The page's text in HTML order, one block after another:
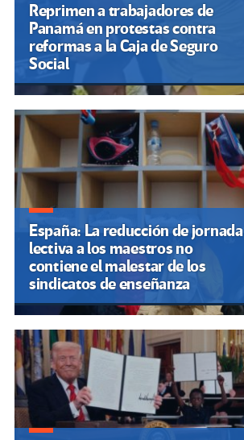
Reprimen a trabajadores de
Panamá en protestas contra
reformas a la Caja de Seguro
Social
España: La reducción de jornada
lectiva a los maestros no
contiene el malestar de los
sindicatos de enseñanza